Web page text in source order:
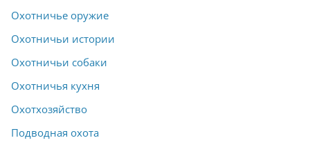
Охотничье оружие
Охотничьи истории
Охотничьи собаки
Охотничья кухня
Охотхозяйство
Подводная охота